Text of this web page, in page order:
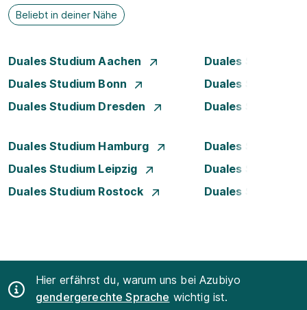
Beliebt in deiner Nähe
Duales Studium Aachen
Duales Studium
Duales Studium Bonn
Duales Studium
Duales Studium Dresden
Duales Studium
Duales Studium Hamburg
Duales Studium
Duales Studium Leipzig
Duales Studium
Duales Studium Rostock
Duales Studium
Hier erfährst du, warum uns bei Azubiyo
gendergerechte Sprache wichtig ist.